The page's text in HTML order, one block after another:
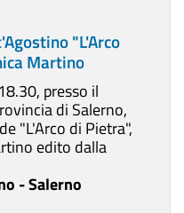
"L'Arco
Martino
presso il
di Salerno,
"L'Arco di Pietra",
edito dalla
- Salerno